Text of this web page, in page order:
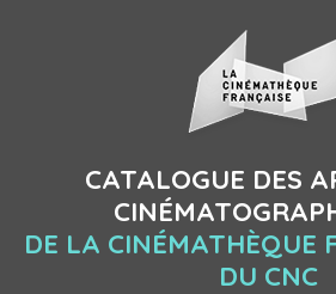
CATALOGUE DES
DE LA CINÉMATHÈQUE
DU CNC